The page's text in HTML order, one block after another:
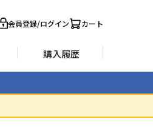
会員登録/ログイン カート
購入履歴